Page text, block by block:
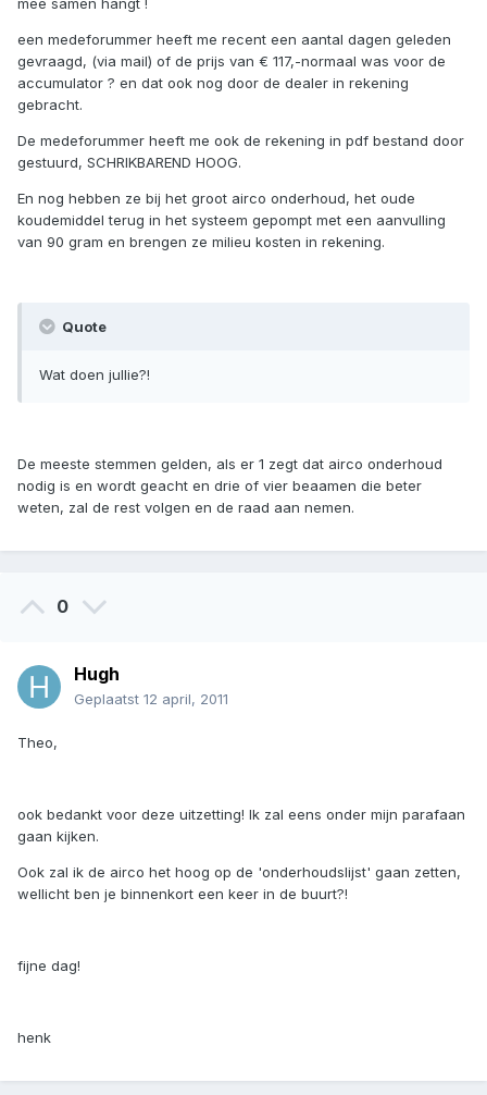
mee samen hangt !
een medeforummer heeft me recent een aantal dagen geleden
gevraagd, (via mail) of de prijs van € 117,-normaal was voor de
accumulator ? en dat ook nog door de dealer in rekening
gebracht.
De medeforummer heeft me ook de rekening in pdf bestand door
gestuurd, SCHRIKBAREND HOOG.
En nog hebben ze bij het groot airco onderhoud, het oude
koudemiddel terug in het systeem gepompt met een aanvulling
van 90 gram en brengen ze milieu kosten in rekening.
Quote
Wat doen jullie?!
De meeste stemmen gelden, als er 1 zegt dat airco onderhoud
nodig is en wordt geacht en drie of vier beaamen die beter
weten, zal de rest volgen en de raad aan nemen.
0
Hugh
Geplaatst 12 april, 2011
Theo,
ook bedankt voor deze uitzetting! Ik zal eens onder mijn parafaan
gaan kijken.
Ook zal ik de airco het hoog op de 'onderhoudslijst' gaan zetten,
wellicht ben je binnenkort een keer in de buurt?!
fijne dag!
henk